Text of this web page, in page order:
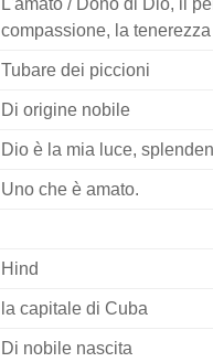
L'amato / Dono di Dio, il
compassione, la tenerezza
Tubare dei piccioni
Di origine nobile
Dio è la mia luce,
Uno che è amato.
Hind
la capitale di Cuba
Di nobile nascita